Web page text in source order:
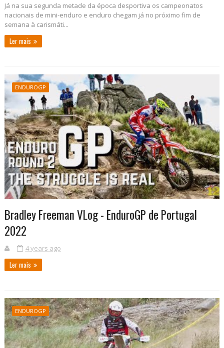
Já na sua segunda metade da época desportiva os campeonatos
nacionais de mini-enduro e enduro chegam já no próximo fim de
semana à carismáti...
Ler mais
ENDUROGP
Bradley Freeman VLog - EnduroGP de Portugal
2022
4 years ago
Ler mais
ENDUROGP